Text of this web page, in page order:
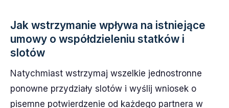
Jak wstrzymanie wpływa na istniejące
umowy o współdzieleniu statków i
slotów
Natychmiast wstrzymaj wszelkie jednostronne
ponowne przydziały slotów i wyślij wniosek o
pisemne potwierdzenie od każdego partnera w